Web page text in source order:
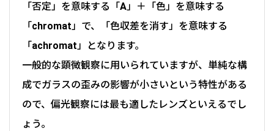
「否定」を意味する「A」＋「色」を意味する
「chromat」で、「色収差を消す」を意味する
「achromat」となります。
一般的な顕微観察に用いられていますが、単純な構
成でガラスの歪みの影響が小さいという特性がある
ので、偏光観察には最も適したレンズといえるでし
ょう。